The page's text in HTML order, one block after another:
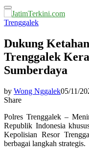
Primary
Menu
Trenggalek
Dukung
Trenggalek
Sumberdaya
by Wong Nggalek05/11/
Share
Polres Trenggalek –
Republik Indonesia
Kepolisian Resor
berbagai langkah strategis.